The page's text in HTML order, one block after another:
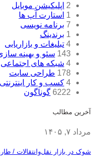
2 اپلیکیشن موبایل
1 استارت آپ ها
7 برنامه نویسی
1 برندینگ
4 تبلیغات و بازاریابی
143 سئو و بهینه
4 شبکه های اجتماعی
178 طراحی سایت
4 کسب و کار اینترنتی
6222 گوناگون
آخرین مطالب
مرداد ۷, ۱۴۰۵
شوک در بازار نقل‌وانتقالات /